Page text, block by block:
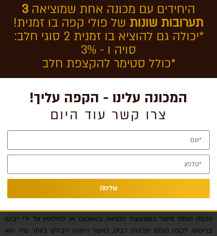
נס קפה או קפה נמס
הוא משקה קפה עשוי חליטת פולי קפה. הנס קפה הינו משקה פופולארי
מאוד, הודות לפשטות שבהכנתו. הכנת קפה נמס יכולה להיעשות על ידי
מכונה מקצועית או באופן ידני במטבח הביתי ובשני המקרים הוא יהיה טעים
מאוד וזאת הסיבה שהוא כבש את ליבם של מיליונים ברחבי העולם כולו.
הקפה הנמס מיוצר באמצעות הקפאה בוואקום או לחילופין על ידי ייבוש
בריסוס. לקפה הנמס יתרונות רבים, כאשר היתרון הבולט ביותר שלו הוא
היחידים עם מכונה אחת שמוציאה3
תערובות שונות של פולי קפה בו זמנית!
*יכולה גם להוציא בו זמנית 2 סוגי חלב:
סויה ו - 3%
*כולל סטימר להקצפת חלב
המכונה עלינו - הקפה עליך!
צרו קשר עוד היום
שליחה